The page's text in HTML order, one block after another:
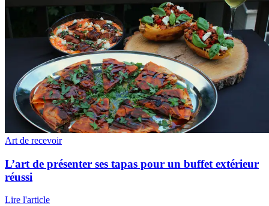
Art de recevoir
L’art de présenter ses tapas pour un buffet extérieur
réussi
Lire l'article